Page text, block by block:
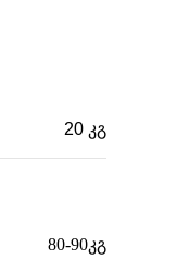
20 კგ
80-90კგ